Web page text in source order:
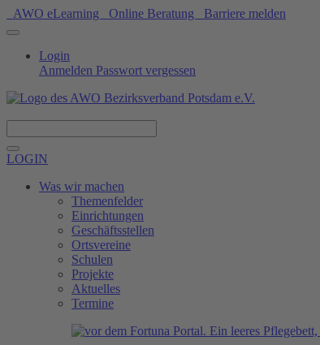
AWO eLearning Online Beratung Barriere melden
Login
Anmelden Passwort vergessen
LOGIN
Was wir machen
Themenfelder
Einrichtungen
Geschäftsstellen
Ortsvereine
Schulen
Projekte
Aktuelles
Termine